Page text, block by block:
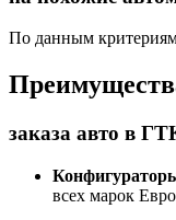
По данным
заказа авто в
всех марок